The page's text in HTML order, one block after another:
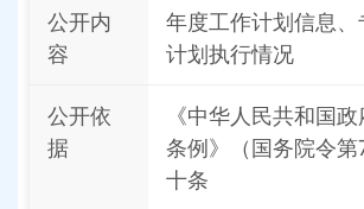
公开内
容
年度工作计划信息、
计划执行情况
公开依
据
《中华人民共和国
条例》（国务院令第
十条